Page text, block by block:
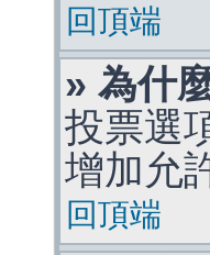
回頂端
» 為什
投票選
增加允
回頂端